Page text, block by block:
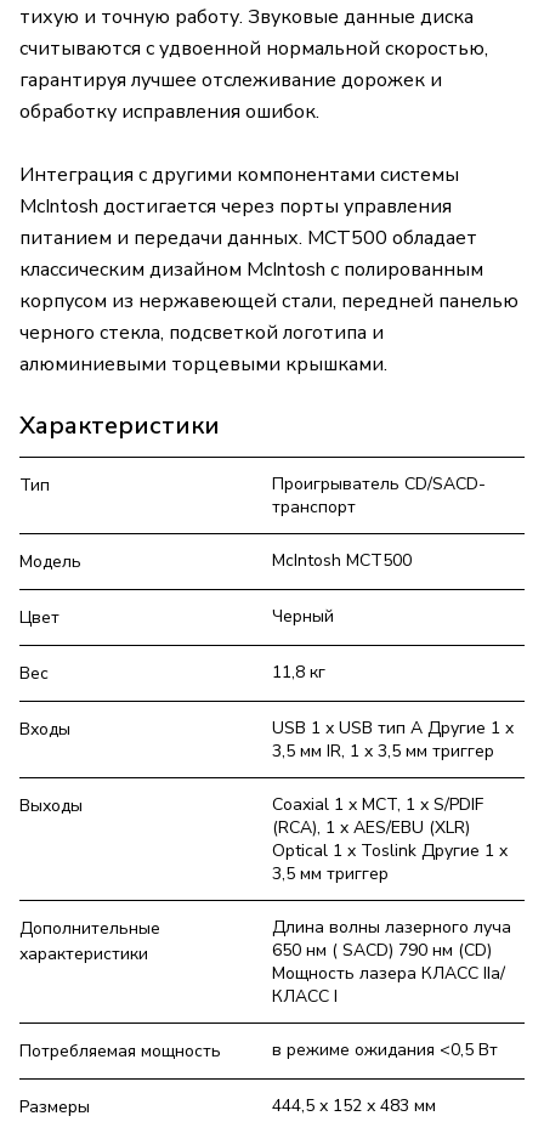
тихую и точную работу. Звуковые данные диска
считываются с удвоенной нормальной скоростью,
гарантируя лучшее отслеживание дорожек и
обработку исправления ошибок.
Интеграция с другими компонентами системы
McIntosh достигается через порты управления
питанием и передачи данных. MCT500 обладает
классическим дизайном McIntosh с полированным
корпусом из нержавеющей стали, передней панелью
черного стекла, подсветкой логотипа и
алюминиевыми торцевыми крышками.
Характеристики
Тип
Проигрыватель CD/SACD-
транспорт
Модель McIntosh MCT500
Цвет Черный
Вес 11,8 кг
Входы
USB 1 х USB тип А Другие 1 x
3,5 мм IR, 1 x 3,5 мм триггер
Выходы
Coaxial 1 x MCT, 1 x S/PDIF
(RCA), 1 x AES/EBU (XLR)
Optical 1 x Toslink Другие 1 x
3,5 мм триггер
Дополнительные
характеристики
Длина волны лазерного луча
650 нм ( SACD) 790 нм (CD)
Мощность лазера КЛАСС IIa/
КЛАСС I
Потребляемая мощность в режиме ожидания <0,5 Вт
Размеры 444,5 х 152 х 483 мм